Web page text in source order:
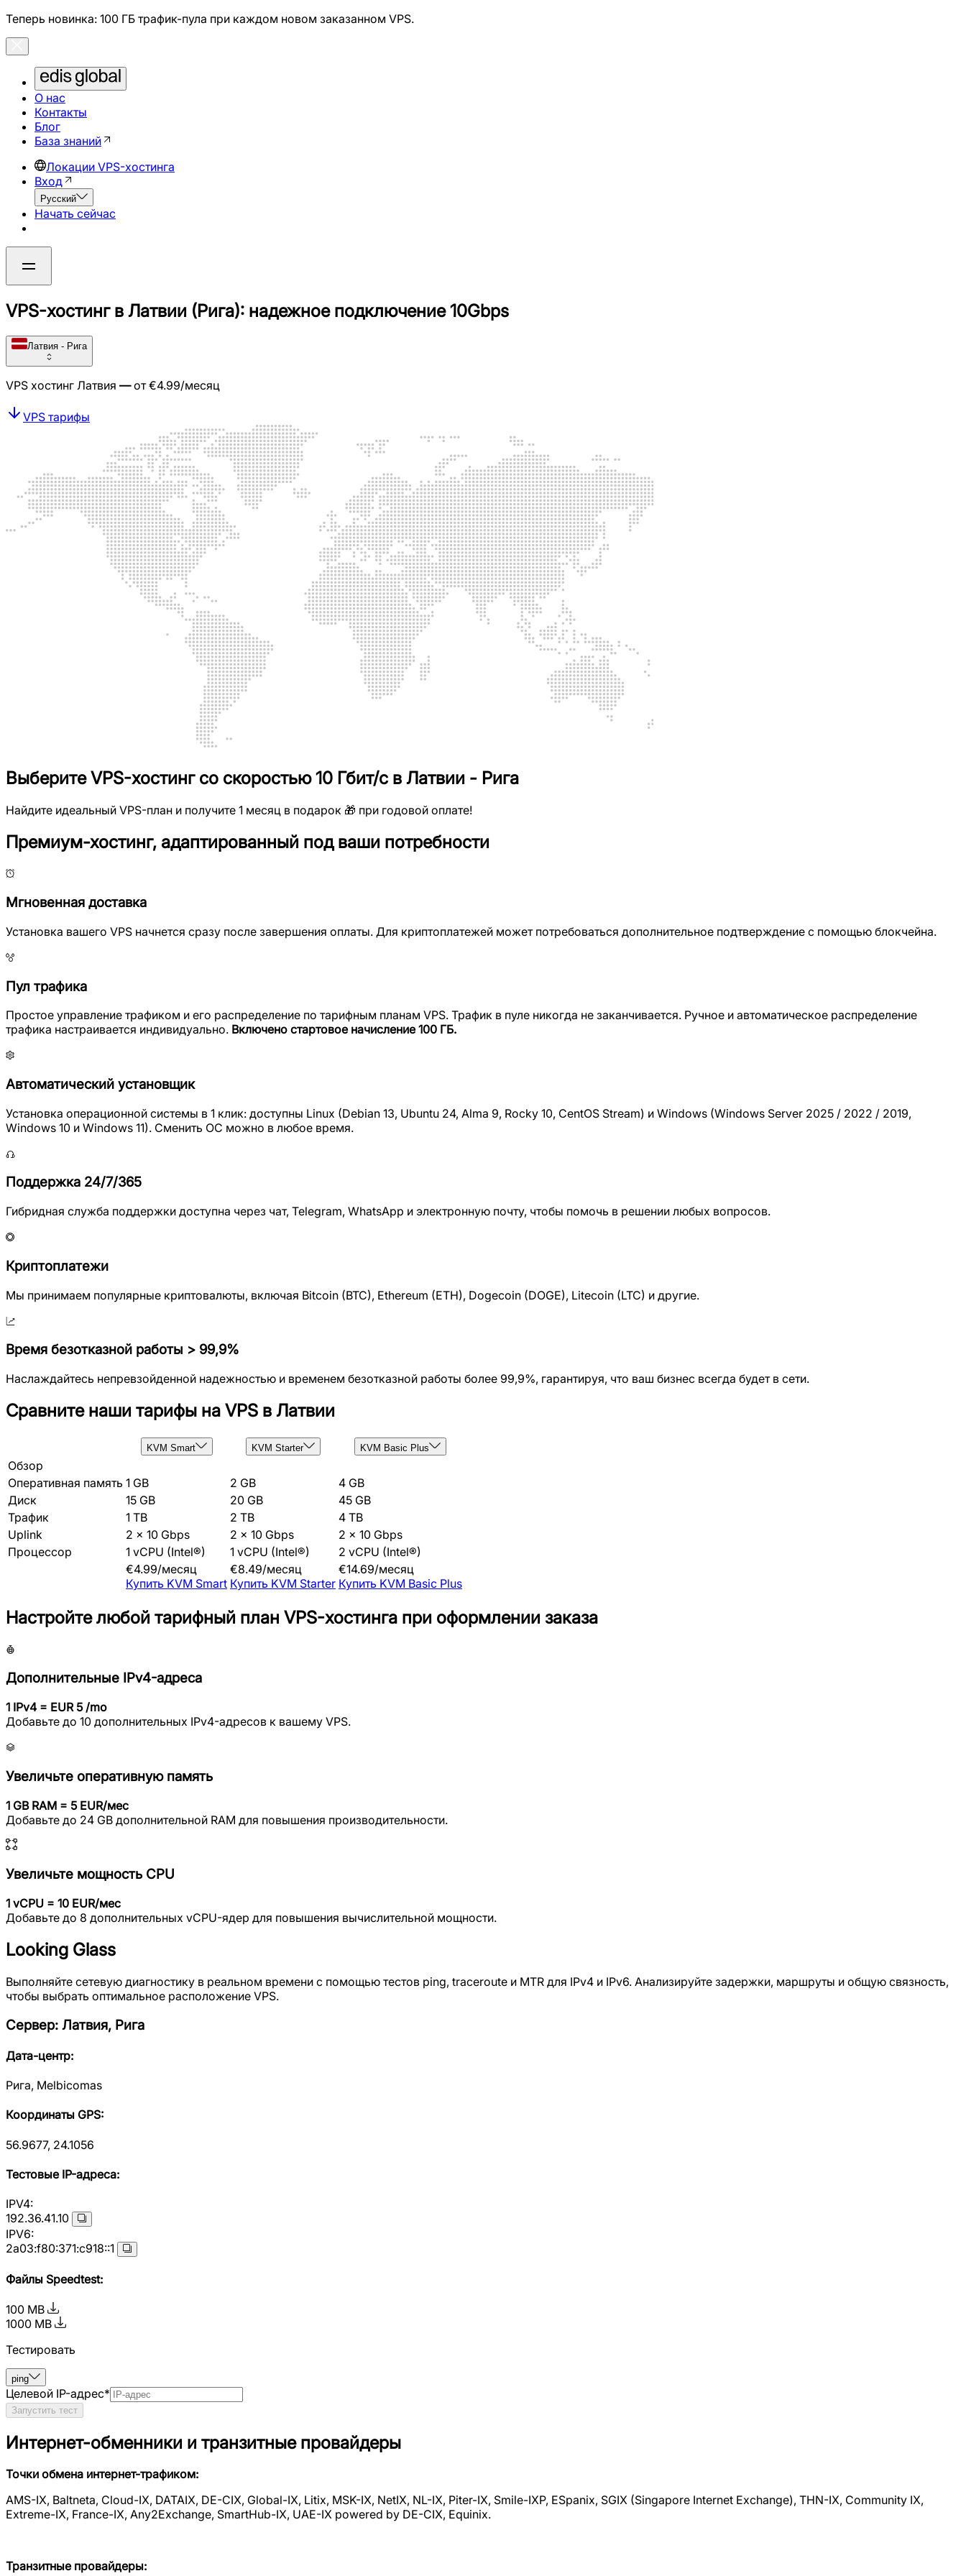
Теперь новинка: 100 ГБ трафик-пула при каждом новом заказанном VPS.
О нас
Контакты
Блог
База знаний
Локации VPS-хостинга
Вход
Русский
Начать сейчас
VPS-хостинг в Латвии (Рига): надежное подключение 10Gbps
Латвия - Рига
VPS хостинг Латвия —от€4.99/месяц
VPS тарифы
Выберите VPS-хостинг со скоростью 10 Гбит/с в Латвии - Рига
Найдите идеальный VPS-план и получите 1 месяц в подарок 🎁 при годовой оплате!
Премиум-хостинг, адаптированный под ваши потребности
Мгновенная доставка
Установка вашего VPS начнется сразу после завершения оплаты. Для криптоплатежей может потребоваться дополнительное подтверждение с помощью блокчейна.
Пул трафика
Простое управление трафиком и его распределение по тарифным планам VPS. Трафик в пуле никогда не заканчивается. Ручное и автоматическое распределение
трафика настраивается индивидуально. Включено стартовое начисление 100 ГБ.
Автоматический установщик
Установка операционной системы в 1 клик: доступны Linux (Debian 13, Ubuntu 24, Alma 9, Rocky 10, CentOS Stream) и Windows (Windows Server 2025 / 2022 / 2019,
Windows 10 и Windows 11). Сменить ОС можно в любое время.
Поддержка 24/7/365
Гибридная служба поддержки доступна через чат, Telegram, WhatsApp и электронную почту, чтобы помочь в решении любых вопросов.
Криптоплатежи
Мы принимаем популярные криптовалюты, включая Bitcoin (BTC), Ethereum (ETH), Dogecoin (DOGE), Litecoin (LTC) и другие.
Время безотказной работы > 99,9%
Наслаждайтесь непревзойденной надежностью и временем безотказной работы более 99,9%, гарантируя, что ваш бизнес всегда будет в сети.
Сравните наши тарифы на VPS в Латвии
KVM Smart KVM Starter KVM Basic Plus
Обзор
Оперативная память 1 GB 2 GB
4 GB
Диск
15 GB 20 GB
45 GB
Трафик
1 TB 2 TB
4 TB
Uplink
2 x 10 Gbps 2 x 10 Gbps
2 x 10 Gbps
Процессор
1 vCPU (Intel®) 1 vCPU (Intel®)
2 vCPU (Intel®)
€4.99/месяц
Купить KVM Smart
€8.49/месяц
Купить KVM Starter
€14.69/месяц
Купить KVM Basic Plus
Настройте любой тарифный план VPS-хостинга при оформлении заказа
Дополнительные IPv4-адреса
1 IPv4 = EUR 5 /mo
Добавьте до 10 дополнительных IPv4-адресов к вашему VPS.
Увеличьте оперативную память
1 GB RAM = 5 EUR/мес
Добавьте до 24 GB дополнительной RAM для повышения производительности.
Увеличьте мощность CPU
1 vCPU = 10 EUR/мес
Добавьте до 8 дополнительных vCPU-ядер для повышения вычислительной мощности.
Looking Glass
Выполняйте сетевую диагностику в реальном времени с помощью тестов ping, traceroute и MTR для IPv4 и IPv6. Анализируйте задержки, маршруты и общую связность,
чтобы выбрать оптимальное расположение VPS.
Сервер: Латвия, Рига
Дата-центр:
Рига, Melbicomas
Координаты GPS:
56.9677, 24.1056
Тестовые IP-адреса:
IPV4:
192.36.41.10
IPV6:
2a03:f80:371:c918::1
Файлы Speedtest:
100 MB
1000 MB
Тестировать
ping
Целевой IP-адрес*
Запустить тест
Интернет-обменники и транзитные провайдеры
Точки обмена интернет-трафиком:
AMS-IX, Baltneta, Cloud-IX, DATAIX, DE-CIX, Global-IX, Litix, MSK-IX, NetIX, NL-IX, Piter-IX, Smile-IXP, ESpanix, SGIX (Singapore Internet Exchange), THN-IX, Community IX,
Extreme-IX, France-IX, Any2Exchange, SmartHub-IX, UAE-IX powered by DE-CIX, Equinix.
Транзитные провайдеры: